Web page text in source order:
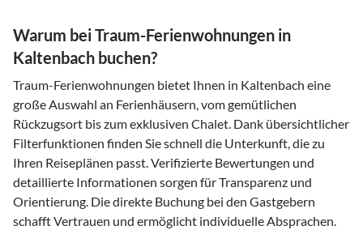
Warum bei Traum-Ferienwohnungen in
Kaltenbach buchen?
Traum-Ferienwohnungen bietet Ihnen in Kaltenbach eine
große Auswahl an Ferienhäusern, vom gemütlichen
Rückzugsort bis zum exklusiven Chalet. Dank übersichtlicher
Filterfunktionen finden Sie schnell die Unterkunft, die zu
Ihren Reiseplänen passt. Verifizierte Bewertungen und
detaillierte Informationen sorgen für Transparenz und
Orientierung. Die direkte Buchung bei den Gastgebern
schafft Vertrauen und ermöglicht individuelle Absprachen.